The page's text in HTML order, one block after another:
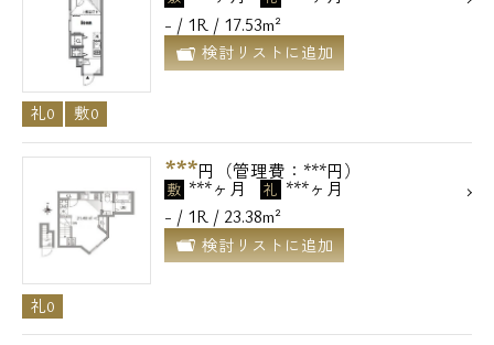
- / 1R / 17.53m²
検討リストに追加
礼0 敷0
***円（管理費：***円）
敷 ***ヶ月 礼 ***ヶ月
- / 1R / 23.38m²
検討リストに追加
礼0